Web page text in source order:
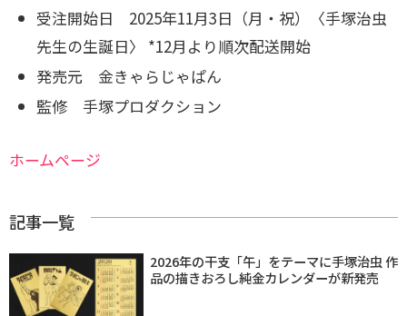
受注開始日 2025年11月3日（月・祝）〈手塚治虫
先生の生誕日〉 *12月より順次配送開始
発売元 金きゃらじゃぱん
監修 手塚プロダクション
ホームページ
記事一覧
2026年の干支「午」をテーマに手塚治虫 作
品の描きおろし純金カレンダーが新発売